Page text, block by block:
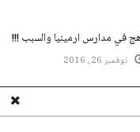
في مدارس ارمينيا والسبب !!!
نوفمبر 26, 2016
تربة !!!